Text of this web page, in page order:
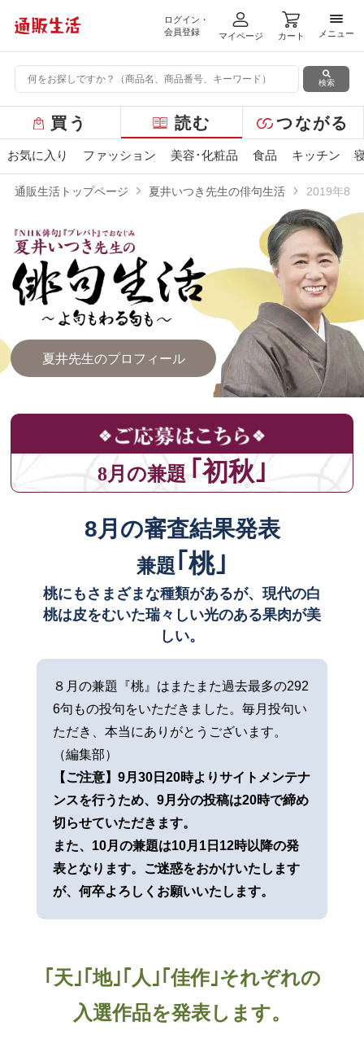
ログイン・
会員登録
マイページ カート
メニ
メニュー
検索
ー
バ
買う 読む つながる
お気に入り ファッション 美容･化粧品 食品 キッチン
通販生活トップページ 夏井いつき先生の俳句生活 2019年8
夏井先生のプロフィール
8月の兼題 ｢初秋｣
8月の審査結果発表
兼題｢桃｣
桃にもさまざまな種類があるが、現代の白
桃は皮をむいた瑞々しい光のある果肉が美
しい。
８月の兼題『桃』はまたまた過去最多の292
6句もの投句をいただきました。毎月投句い
ただき、本当にありがとうございます。
（編集部）
【ご注意】9月30日20時よりサイトメンテナ
ンスを行うため、9月分の投稿は20時で締め
切らせていただきます。
また、10月の兼題は10月1日12時以降の発
表となります。ご迷惑をおかけいたします
が、何卒よろしくお願いいたします。
｢天｣｢地｣｢人｣｢佳作｣それぞれの
入選作品を発表します。